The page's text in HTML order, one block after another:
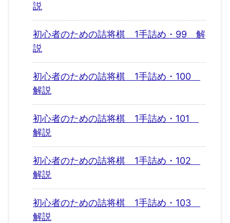
説
初心者のための詰将棋 1手詰め・99 解
説
初心者のための詰将棋 1手詰め・100
解説
初心者のための詰将棋 1手詰め・101
解説
初心者のための詰将棋 1手詰め・102
解説
初心者のための詰将棋 1手詰め・103
解説